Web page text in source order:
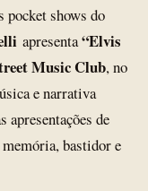
pocket shows do
apresenta“Elvis
Music Club, no
e narrativa
apresentações de
bastidor e